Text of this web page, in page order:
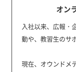
オン
入社以来、広報・
動や、教習生のサ
現在、オウンドメ